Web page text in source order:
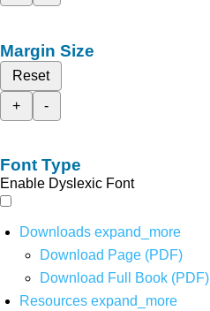
Margin Size
Reset
+
-
Font Type
Enable Dyslexic Font
Downloads expand_more
Download Page (PDF)
Download Full Book (PDF)
Resources expand_more